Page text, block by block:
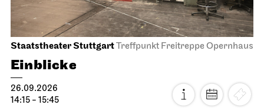
Staatstheater StuttgartTreffpunkt Freitreppe Opernhaus
Einblicke
26.09.2026
14:15 - 15:45